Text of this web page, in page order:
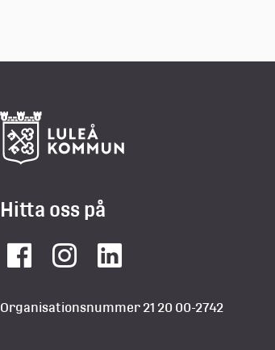
Hitta oss på
FacebookInstagramLinkedIn
Organisationsnummer 21 20 00-2742